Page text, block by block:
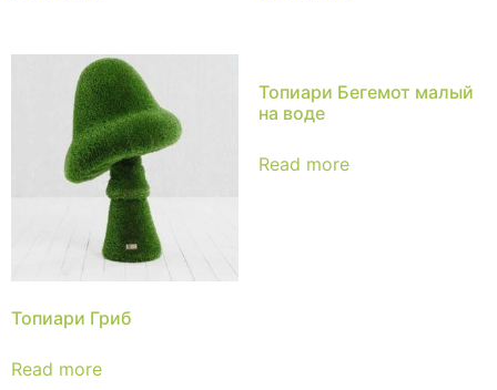
Топиари Гриб
Read more
Топиари Бегемот малый
на воде
Read more